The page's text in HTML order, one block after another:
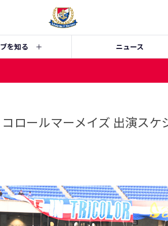
を知る ニュース
ロールマーメイズ 出演スケ